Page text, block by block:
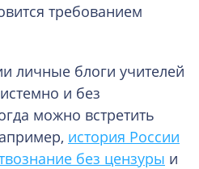
требованием
личные блоги учителей
и без
можно встретить
история России
без цензуры и